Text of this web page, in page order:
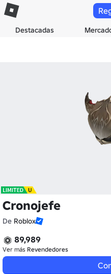
Destacadas
Cronojefe
De Roblox
89,989
Ver más Revendedores